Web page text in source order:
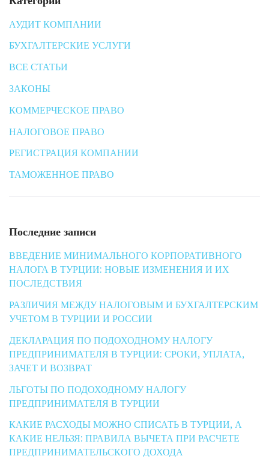
АУДИТ КОМПАНИИ
БУХГАЛТЕРСКИЕ УСЛУГИ
ВСЕ СТАТЬИ
ЗАКОНЫ
КОММЕРЧЕСКОЕ ПРАВО
НАЛОГОВОЕ ПРАВО
РЕГИСТРАЦИЯ КОМПАНИИ
ТАМОЖЕННОЕ ПРАВО
Последние записи
ВВЕДЕНИЕ МИНИМАЛЬНОГО КОРПОРАТИВНОГО
НАЛОГА В ТУРЦИИ: НОВЫЕ ИЗМЕНЕНИЯ И ИХ
ПОСЛЕДСТВИЯ
РАЗЛИЧИЯ МЕЖДУ НАЛОГОВЫМ И БУХГАЛТЕРСКИМ
УЧЕТОМ В ТУРЦИИ И РОССИИ
ДЕКЛАРАЦИЯ ПО ПОДОХОДНОМУ НАЛОГУ
ПРЕДПРИНИМАТЕЛЯ В ТУРЦИИ: СРОКИ, УПЛАТА,
ЗАЧЕТ И ВОЗВРАТ
ЛЬГОТЫ ПО ПОДОХОДНОМУ НАЛОГУ
ПРЕДПРИНИМАТЕЛЯ В ТУРЦИИ
КАКИЕ РАСХОДЫ МОЖНО СПИСАТЬ В ТУРЦИИ, А
КАКИЕ НЕЛЬЗЯ: ПРАВИЛА ВЫЧЕТА ПРИ РАСЧЕТЕ
ПРЕДПРИНИМАТЕЛЬСКОГО ДОХОДА